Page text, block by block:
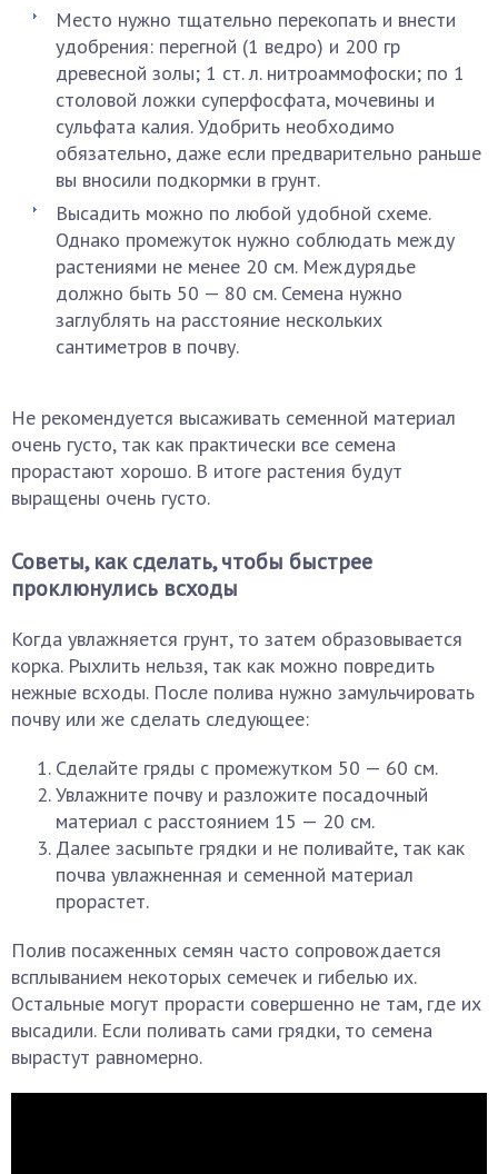
Место нужно тщательно перекопать и внести
удобрения: перегной (1 ведро) и 200 гр
древесной золы; 1 ст. л. нитроаммофоски; по 1
столовой ложки суперфосфата, мочевины и
сульфата калия. Удобрить необходимо
обязательно, даже если предварительно раньше
вы вносили подкормки в грунт.
Высадить можно по любой удобной схеме.
Однако промежуток нужно соблюдать между
растениями не менее 20 см. Междурядье
должно быть 50 — 80 см. Семена нужно
заглублять на расстояние нескольких
сантиметров в почву.
Не рекомендуется высаживать семенной материал
очень густо, так как практически все семена
прорастают хорошо. В итоге растения будут
выращены очень густо.
Советы, как сделать, чтобы быстрее
проклюнулись всходы
Когда увлажняется грунт, то затем образовывается
корка. Рыхлить нельзя, так как можно повредить
нежные всходы. После полива нужно замульчировать
почву или же сделать следующее:
Сделайте гряды с промежутком 50 — 60 см.
Увлажните почву и разложите посадочный
материал с расстоянием 15 — 20 см.
Далее засыпьте грядки и не поливайте, так как
почва увлажненная и семенной материал
прорастет.
Полив посаженных семян часто сопровождается
всплыванием некоторых семечек и гибелью их.
Остальные могут прорасти совершенно не там, где их
высадили. Если поливать сами грядки, то семена
вырастут равномерно.